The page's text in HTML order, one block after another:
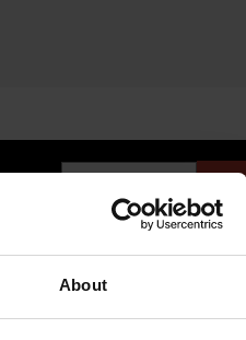
About